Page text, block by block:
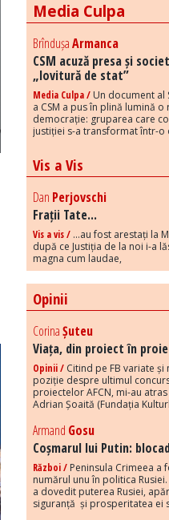
Media Culpa
BrîndușaArmanca
CSM acuză presa și
„lovitură de stat”
Media Culpa / Un document al
a CSM a pus în plină lumină
democrație: gruparea care
justiției s-a transformat într-o
Vis a Vis
Dan Perjovschi
Frații Tate...
Vis a vis / ...au fost arestați la
după ce Justiția de la noi i-a
magna cum laudae,
Opinii
CorinaȘuteu
Viața, din proiect în
Opinii / Citind pe FB variate
poziție despre ultimul
proiectelor AFCN, mi-au
Adrian Șoaită (Fundația
Armand Gosu
Coșmarul lui Putin:
Război / Peninsula Crimeea a
numărul unu în politica
a dovedit puterea Rusiei,
siguranță și prosperitatea ei